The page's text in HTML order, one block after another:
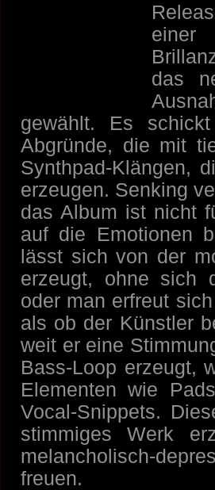
einer
das
gewählt. Es
Abgründe, die mit
Synthpad-Klängen,
erzeugen. Senking
das Album ist nicht
auf die Emotionen
lässt sich von der
erzeugt, ohne sich
oder man erfreut
als ob der Künstler
weit er eine
Bass-Loop erzeugt,
Elementen wie
Vocal-Snippets.
stimmiges Werk
melancholisch-
freuen.